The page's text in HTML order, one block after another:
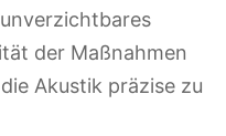
der Maßnahmen
Akustik präzise zu